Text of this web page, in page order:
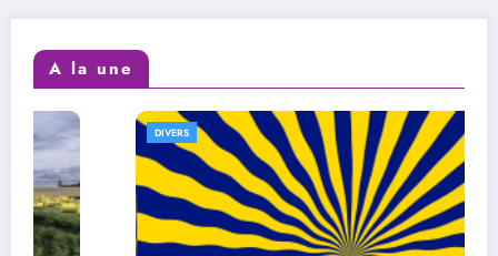
A la une
DIVERS